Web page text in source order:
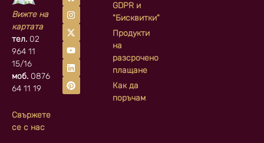
Вижте на
картата
тел. 02
964 11
15/16
моб. 0876
64 11 19
Свържете
се с нас
GDPR и
"Бисквитки"
Продукти
на
разсрочено
плащане
Как да
поръчам